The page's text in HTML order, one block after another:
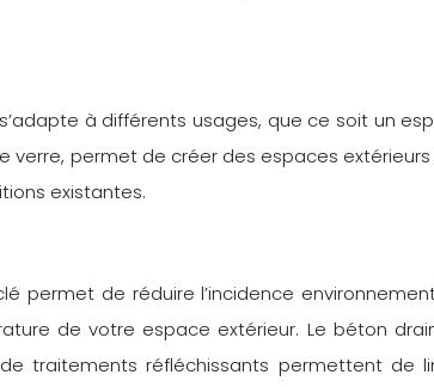
à différents usages, que ce soit un
permet de créer des espaces
existantes.
de réduire l’incidence
de votre espace extérieur. Le béton
traitements réfléchissants permettent de